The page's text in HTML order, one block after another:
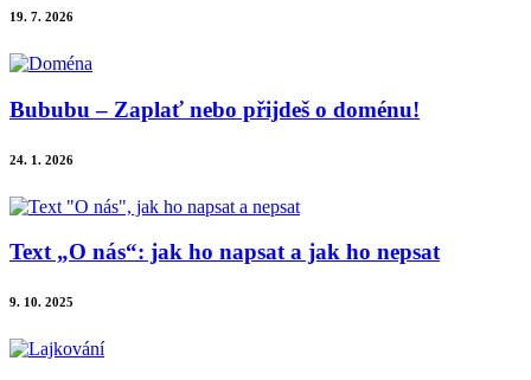
19. 7. 2026
Bububu – Zaplať nebo přijdeš o doménu!
24. 1. 2026
Text „O nás“: jak ho napsat a jak ho nepsat
9. 10. 2025